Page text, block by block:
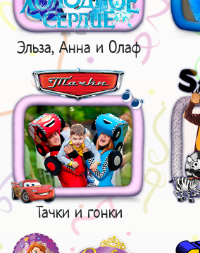
Эльза, Анна и Олаф
Тачки и гонки